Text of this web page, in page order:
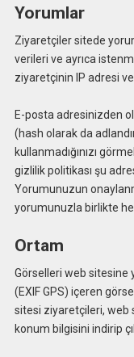
Yorumlar
Ziyaretçiler sitede
verileri ve ayrıca
ziyaretçinin IP adresi
E-posta adresinizden
(hash olarak da
kullanmadığınızı
gizlilik politikası şu
Yorumunuzun
yorumunuzla birlikte
Ortam
Görselleri web sitesine
(EXIF GPS) içeren
sitesi ziyaretçileri, web
konum bilgisini indirip